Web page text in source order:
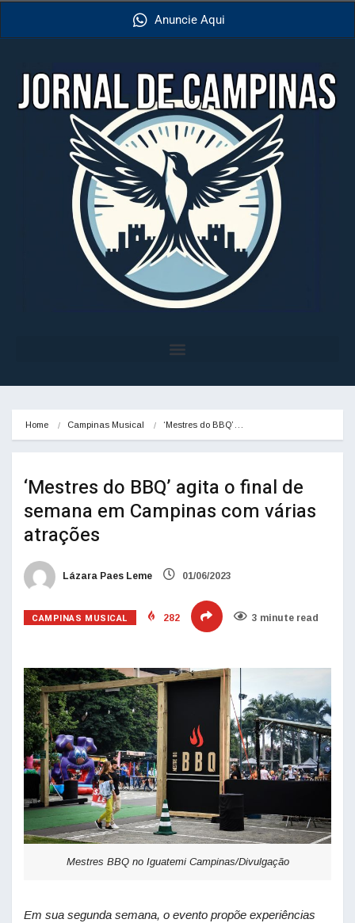
Anuncie Aqui
Home Campinas Musical ‘Mestres do BBQ’…
‘Mestres do BBQ’ agita o final de
semana em Campinas com várias
atrações
Lázara Paes Leme 01/06/2023
CAMPINAS MUSICAL 282 3 minute read
Mestres BBQ no Iguatemi Campinas/Divulgação
Em sua segunda semana, o evento propõe experiências